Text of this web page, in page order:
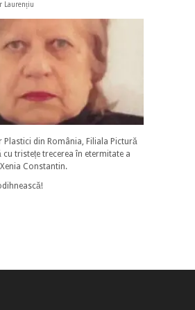
Laurențiu
Plastici din România, Filiala Pictură
cu tristețe trecerea în etermitate a
Constantin.